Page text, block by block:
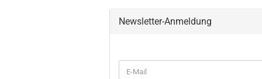
Newsletter-Anmeldung